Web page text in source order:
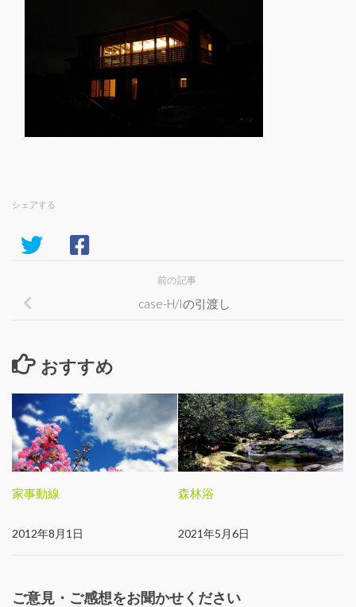
シェアする
前の記事
case-H/Iの引渡し
おすすめ
家事動線
2012年8月1日
森林浴
2021年5月6日
ご意見・ご感想をお聞かせください